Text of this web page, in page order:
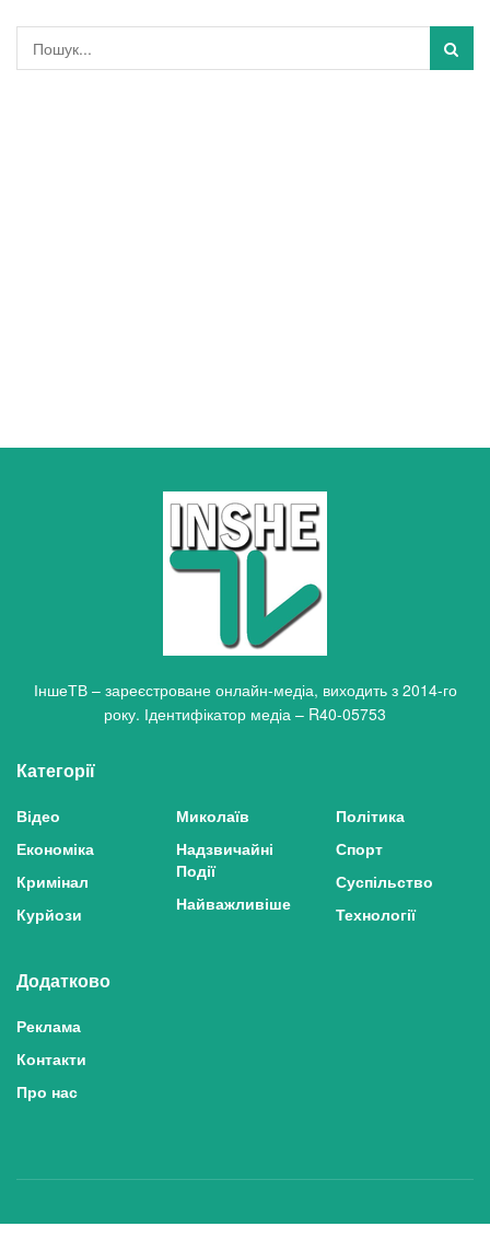
ІншеТВ – зареєстроване онлайн-медіа, виходить з 2014-го
року. Ідентифікатор медіа – R40-05753
Категорії
Відео
Економіка
Кримінал
Курйози
Миколаїв
Надзвичайні
Події
Найважливіше
Політика
Спорт
Суспільство
Технології
Додатково
Реклама
Контакти
Про нас
Політика конфіденційності та захисту персональних даних